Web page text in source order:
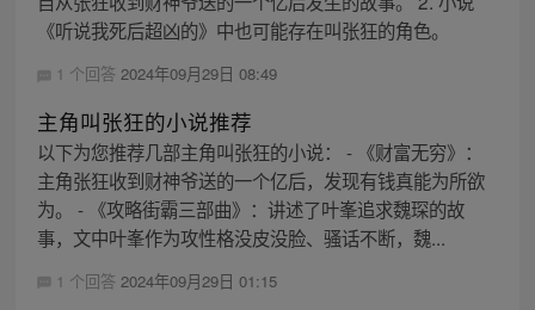
《听说我死后超凶的》中也可能存在叫张狂的角色。
1 个回答 2024年09月29日 08:49
主角叫张狂的小说推荐
以下为您推荐几部主角叫张狂的小说： - 《财富无穷》：
主角张狂收到财神爷送的一个亿后，发现有钱真能为所欲
为。 - 《攻略街霸三部曲》：讲述了叶峯追求魏琛的故
事，文中叶峯作为攻性格没皮没脸、骚话不断，魏...
1 个回答 2024年09月29日 01:15